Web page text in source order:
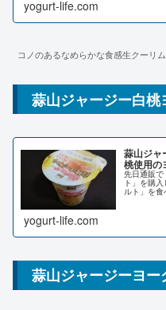
yogurt-life.com
コノのあるなめらかな食感生クーリ
蒜山ジャージー白桃
蒜山ジャ
桃使用の
先日通販で
ト」を購
ルト」を
yogurt-life.com
蒜山ジャージーヨ